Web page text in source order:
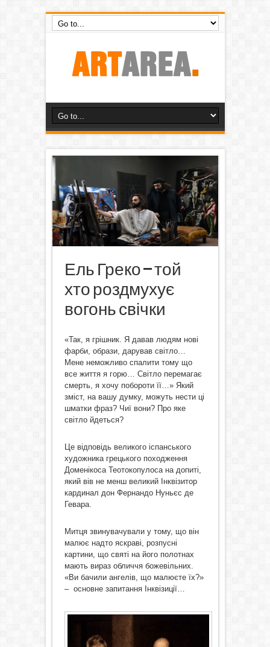
Ель Греко – той
хто роздмухує
вогонь свічки
«Так, я грішник. Я давав людям нові
фарби, образи, дарував світло…
Мене неможливо спалити тому що
все життя я горю… Світло перемагає
смерть, я хочу побороти її…» Який
зміст, на вашу думку, можуть нести ці
шматки фраз? Чиї вони? Про яке
світло йдеться?
Це відповідь великого іспанського
художника грецького походження
Доменікоса Теотокопулоса на допиті,
який вів не менш великий Інквізитор
кардинал дон Фернандо Нуньєс де
Гевара.
Митця звинувачували у тому, що він
малює надто яскраві, розпусні
картини, що святі на його полотнах
мають вираз обличчя божевільних.
«Ви бачили ангелів, що малюєте їх?»
– основне запитання Інквізиції…